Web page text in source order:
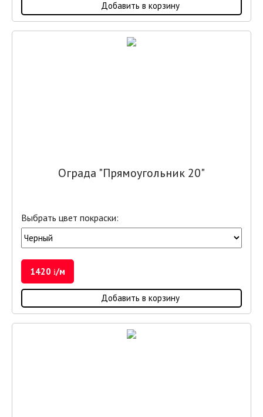
Добавить в корзину
Ограда "Прямоугольник 20"
Выбрать цвет покраски:
1420 i/м
Добавить в корзину